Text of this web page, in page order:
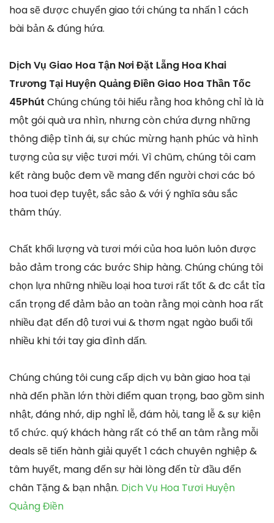
hoa sẽ được chuyển giao tới chúng ta nhấn 1 cách
bài bản & đúng hứa.
Dịch Vụ Giao Hoa Tận Nơi Đặt Lẵng Hoa Khai
Trương Tại Huyện Quảng Điền Giao Hoa Thần Tốc
45Phút Chúng chúng tôi hiểu rằng hoa không chỉ là là
một gói quà ưa nhìn, nhưng còn chứa đựng những
thông điệp tình ái, sự chúc mừng hạnh phúc và hình
tượng của sự việc tươi mới. Vì chũm, chúng tôi cam
kết ràng buộc đem về mang đến người chơi các bó
hoa tuoi đẹp tuyệt, sắc sảo & với ý nghĩa sâu sắc
thâm thúy.
Chất khối lượng và tươi mới của hoa luôn luôn được
bảo đảm trong các bước Ship hàng. Chúng chúng tôi
chọn lựa những nhiều loại hoa tươi rất tốt & đc cắt tỉa
cẩn trọng để đảm bảo an toàn rằng mọi cành hoa rất
nhiều đạt đến độ tươi vui & thơm ngạt ngào buổi tối
nhiều khi tới tay gia đình dấn.
Chúng chúng tôi cung cấp dịch vụ bàn giao hoa tại
nhà đến phần lớn thời điểm quan trọng, bao gồm sinh
nhật, đáng nhớ, dịp nghỉ lễ, đám hỏi, tang lễ & sự kiện
tổ chức. quý khách hàng rất có thể an tâm rằng mỗi
deals sẽ tiến hành giải quyết 1 cách chuyên nghiệp &
tâm huyết, mang đến sự hài lòng đến từ đầu đến
chân Tặng & bạn nhận. Dịch Vụ Hoa Tươi Huyện
Quảng Điền